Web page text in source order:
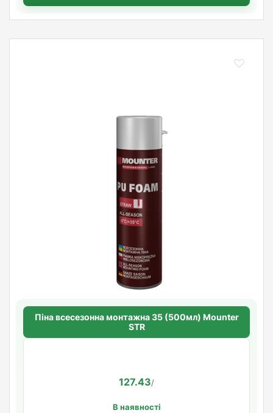
Піна всесезонна монтажна 35 (500мл) Mounter
STR
127.43/
В наявності